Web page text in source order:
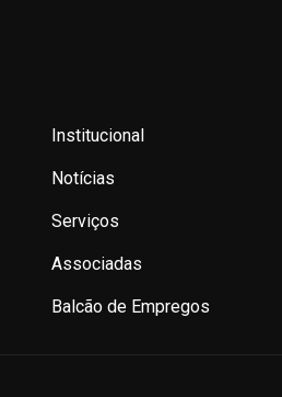
Institucional
Notícias
Serviços
Associadas
Balcão de Empregos